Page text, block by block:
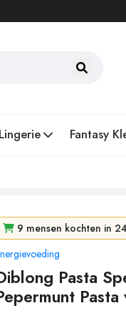
Fantasy
96 mensen bekeken
Pasta